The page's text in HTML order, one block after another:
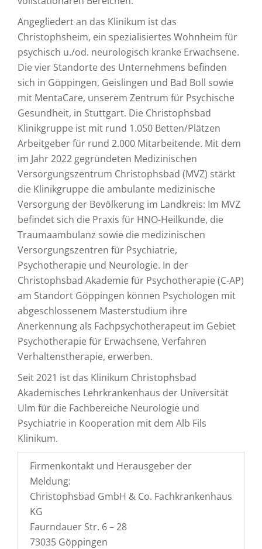
Angegliedert an das Klinikum ist das
Christophsheim, ein spezialisiertes Wohnheim für
psychisch u./od. neurologisch kranke Erwachsene.
Die vier Standorte des Unternehmens befinden
sich in Göppingen, Geislingen und Bad Boll sowie
mit MentaCare, unserem Zentrum für Psychische
Gesundheit, in Stuttgart. Die Christophsbad
Klinikgruppe ist mit rund 1.050 Betten/Plätzen
Arbeitgeber für rund 2.000 Mitarbeitende. Mit dem
im Jahr 2022 gegründeten Medizinischen
Versorgungszentrum Christophsbad (MVZ) stärkt
die Klinikgruppe die ambulante medizinische
Versorgung der Bevölkerung im Landkreis: Im MVZ
befindet sich die Praxis für HNO-Heilkunde, die
Traumaambulanz sowie die medizinischen
Versorgungszentren für Psychiatrie,
Psychotherapie und Neurologie. In der
Christophsbad Akademie für Psychotherapie (C-AP)
am Standort Göppingen können Psychologen mit
abgeschlossenem Masterstudium ihre
Anerkennung als Fachpsychotherapeut im Gebiet
Psychotherapie für Erwachsene, Verfahren
Verhaltenstherapie, erwerben.
Seit 2021 ist das Klinikum Christophsbad
Akademisches Lehrkrankenhaus der Universität
Ulm für die Fachbereiche Neurologie und
Psychiatrie in Kooperation mit dem Alb Fils
Klinikum.
Firmenkontakt und Herausgeber der
Meldung:
Christophsbad GmbH & Co. Fachkrankenhaus
KG
Faurndauer Str. 6 – 28
73035 Göppingen